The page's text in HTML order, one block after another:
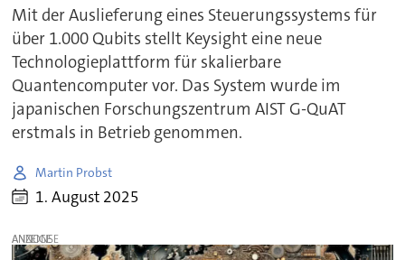
Mit der Auslieferung eines Steuerungssystems für
über 1.000 Qubits stellt Keysight eine neue
Technologieplattform für skalierbare
Quantencomputer vor. Das System wurde im
japanischen Forschungszentrum AIST G-QuAT
erstmals in Betrieb genommen.
Martin Probst
1. August 2025
ANZEIGE